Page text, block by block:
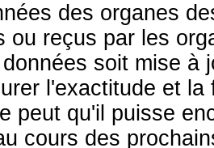
des organes
ou reçus par les
soit mise à
l'exactitude et
peut qu'il puisse
cours des